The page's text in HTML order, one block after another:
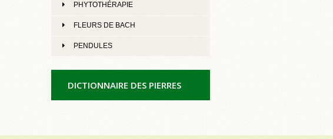
PHYTOTHÉRAPIE
FLEURS DE BACH
PENDULES
DICTIONNAIRE DES PIERRES